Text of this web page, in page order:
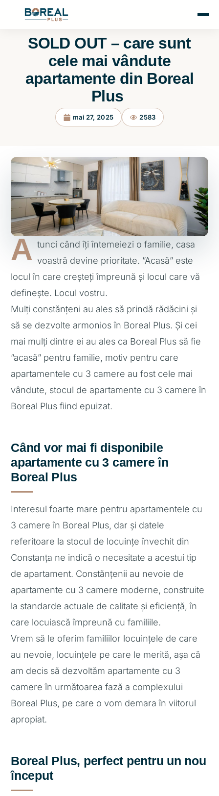
SOLD OUT – care sunt
cele mai vândute
apartamente din Boreal
Plus
mai 27, 2025 2583
A tunci când îți întemeiezi o familie, casa
voastră devine prioritate. ”Acasă” este
locul în care creșteți împreună și locul care vă
definește. Locul vostru.
Mulți constănțeni au ales să prindă rădăcini și
să se dezvolte armonios în Boreal Plus. Și cei
mai mulți dintre ei au ales ca Boreal Plus să fie
”acasă” pentru familie, motiv pentru care
apartamentele cu 3 camere au fost cele mai
vândute, stocul de apartamente cu 3 camere în
Boreal Plus fiind epuizat.
Când vor mai fi disponibile
apartamente cu 3 camere în
Boreal Plus
Interesul foarte mare pentru apartamentele cu
3 camere în Boreal Plus, dar și datele
referitoare la stocul de locuințe învechit din
Constanța ne indică o necesitate a acestui tip
de apartament. Constănțenii au nevoie de
apartamente cu 3 camere moderne, construite
la standarde actuale de calitate și eficiență, în
care locuiască împreună cu familiile.
Vrem să le oferim familiilor locuințele de care
au nevoie, locuințele pe care le merită, așa că
am decis să dezvoltăm apartamente cu 3
camere în următoarea fază a complexului
Boreal Plus, pe care o vom demara în viitorul
apropiat.
Boreal Plus, perfect pentru un nou
început